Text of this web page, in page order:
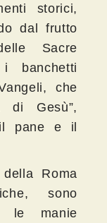
storici,
dal frutto
Sacre
banchetti
che
di Gesù”,
il pane e il
Roma
sono
le manie